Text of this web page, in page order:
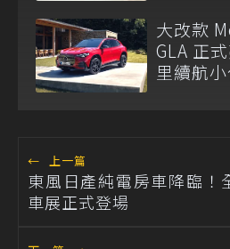
大改款
GLA 正
里續航小
← 上一篇
東風日產純電房車降臨！
車展正式登場